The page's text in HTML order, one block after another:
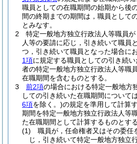
職員としての在職期間の始期から後
間の終期までの期間は，職員として
とみなす。
2
特定一般地方独立行政法人等職員
人等の要請に応じ，引き続いて職員
つ，引き続いて職員となった場合に
1項に規定する職員としての引き続
者の特定一般地方独立行政法人等職
在職期間を含むものとする。
3
前2項の場合における特定一般地方
しての引き続いた在職期間について
6項を除く。)の規定を準用して計算
期間を特定一般地方独立行政法人等
た在職期間として計算するものとする
(1)
職員が，任命権者又はその委任
じ，引き続いて特定一般地方独立